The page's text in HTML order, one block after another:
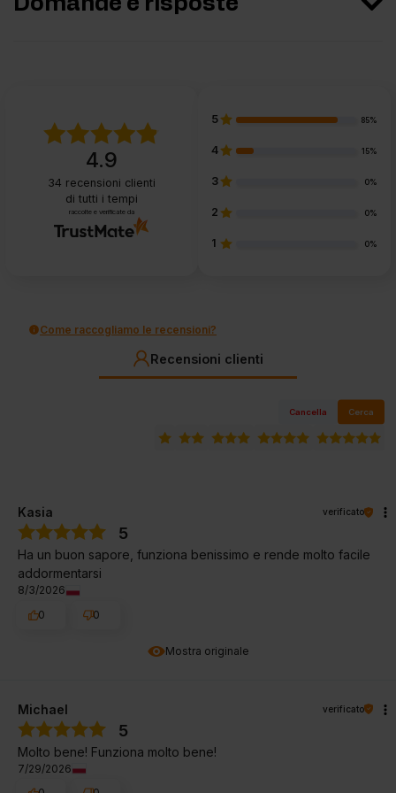
4.9
34 recensioni clienti
di tutti i tempi
raccolte e verificate da
5 85%
4 15%
3 0%
2 0%
1 0%
Come raccogliamo le recensioni?
Recensioni clienti
Cancella Cerca
Mostra originale
Kasia verificato
5
Ha un buon sapore, funziona benissimo e rende molto facile
addormentarsi
8/3/2026
0
0
Michael verificato
5
Molto bene! Funziona molto bene!
7/29/2026